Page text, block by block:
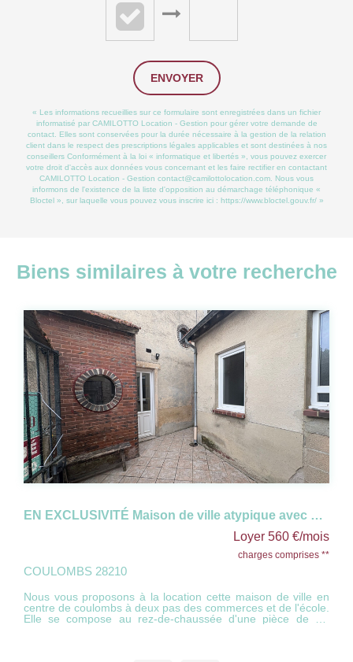
ENVOYER
« Les informations recueillies sur ce formulaire sont enregistrées dans un fichier
informatisé par CAMILOTTO Location - Gestion pour gérer votre demande de
contact. Elles sont conservées pour la durée nécessaire à la gestion de la relation
client dans le respect des prescriptions légales applicables et sont destinées à nos
conseillers Conformément à la loi « informatique et libertés », vous pouvez exercer
votre droit d'accès aux données vous concernant et les faire rectifier en contactant
CAMILOTTO Location - Gestion contact@camilottolocation.com. Nous vous
informons de l'existence de la liste d'opposition au démarchage téléphonique «
Bloctel », sur laquelle vous pouvez vous inscrire ici : https://www.bloctel.gouv.fr/»
Biens similaires à votre recherche
EN EXCLUSIVITÉ Maison de ville atypique avec cour
ville en
Loyer 922
charges
SENANTES 28210
Belle maison entièrement refaite tout en gardant le
de l'ancien. comprenant au rez de chaussée : Une belle
entrée séparée, beau séjour avec cuisine